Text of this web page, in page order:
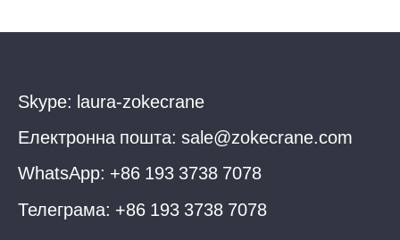
Skype: laura-zokecrane
Електронна пошта: sale@zokecrane.com
WhatsApp: +86 193 3738 7078
Телеграма: +86 193 3738 7078